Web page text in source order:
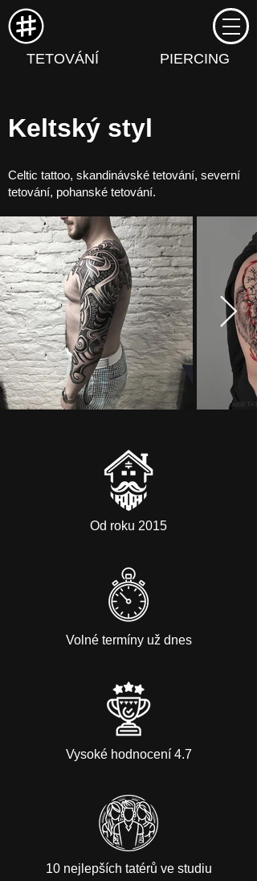
TETOVÁNÍ PIERCING
Keltský styl
Celtic tattoo, skandinávské tetování, severní
tetování, pohanské tetování.
Od roku 2015
Volné termíny už dnes
Vysoké hodnocení 4.7
10 nejlepších tatérů ve studiu